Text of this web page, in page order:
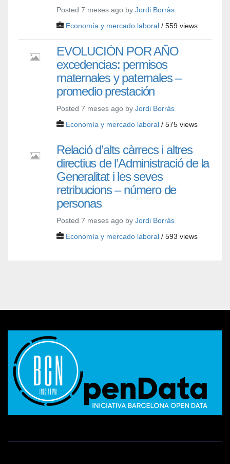
Posted 7 meses ago by Jordi Borràs
Economía y mercado laboral / 559 views
EVOLUCIÓN POR AÑO
excedencias: permisos
maternales y paternales –
promedio prestación
Posted 7 meses ago by Jordi Borràs
Economía y mercado laboral / 575 views
Relació d’alts càrrecs i altres
directius de l’Administració de la
Generalitat i les seves
retribucions – número de
personas
Posted 7 meses ago by Jordi Borràs
Economía y mercado laboral / 593 views